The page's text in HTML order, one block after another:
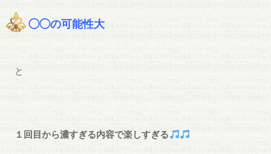
◯◯の可能性大
と
１回目から濃すぎる内容で楽しすぎる